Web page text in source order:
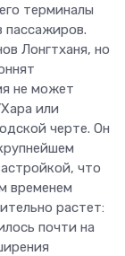
терминалы
пассажиров.
Лонгтханя, но
не может
или
черте. Он
что
временем
растет:
почти на